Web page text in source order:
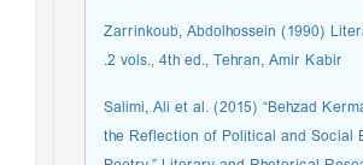
Zarrinkoub, Abdolhossein (1990)
2 vols., 4th ed., Tehran, Amir Kabir.
Salimi, Ali et al. (2015) “Behzad
the Reflection of Political and Social